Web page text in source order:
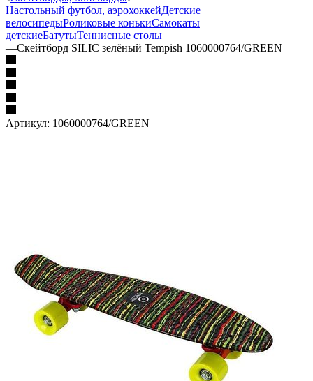
Настольный футбол, аэрохоккейДетские
велосипедыРоликовые конькиСамокаты
детскиеБатутыТеннисные столы
—Скейтборд SILIC зелёный Tempish 1060000764/GREEN
Артикул: 1060000764/GREEN